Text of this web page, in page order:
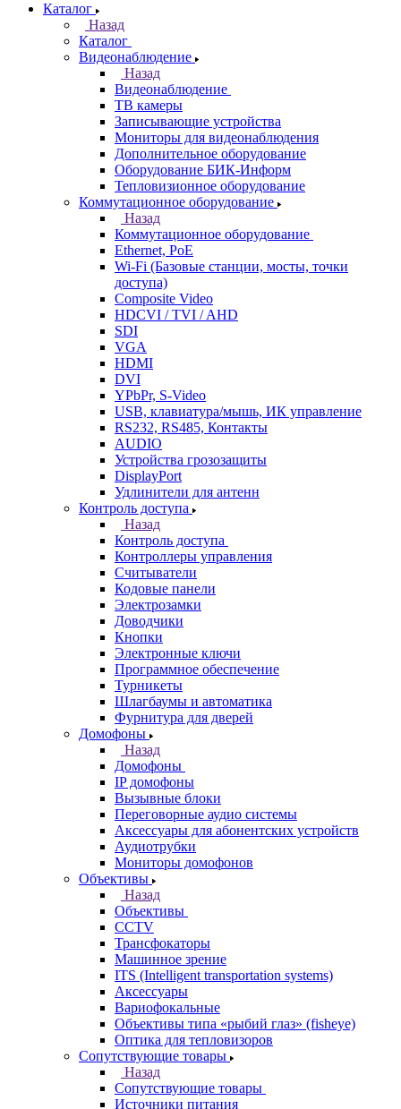
Каталог
Назад
Каталог
Видеонаблюдение
Назад
Видеонаблюдение
ТВ камеры
Записывающие устройства
Мониторы для видеонаблюдения
Дополнительное оборудование
Оборудование БИК-Информ
Тепловизионное оборудование
Коммутационное оборудование
Назад
Коммутационное оборудование
Ethernet, PoE
Wi-Fi (Базовые станции, мосты, точки
доступа)
Composite Video
HDCVI / TVI / AHD
SDI
VGA
HDMI
DVI
YPbPr, S-Video
USB, клавиатура/мышь, ИК управление
RS232, RS485, Контакты
AUDIO
Устройства грозозащиты
DisplayPort
Удлинители для антенн
Контроль доступа
Назад
Контроль доступа
Контроллеры управления
Считыватели
Кодовые панели
Электрозамки
Доводчики
Кнопки
Электронные ключи
Программное обеспечение
Турникеты
Шлагбаумы и автоматика
Фурнитура для дверей
Домофоны
Назад
Домофоны
IP домофоны
Вызывные блоки
Переговорные аудио системы
Аксессуары для абонентских устройств
Аудиотрубки
Мониторы домофонов
Объективы
Назад
Объективы
CCTV
Трансфокаторы
Машинное зрение
ITS (Intelligent transportation systems)
Аксессуары
Вариофокальные
Объективы типа «рыбий глаз» (fisheye)
Оптика для тепловизоров
Сопутствующие товары
Назад
Сопутствующие товары
Источники питания